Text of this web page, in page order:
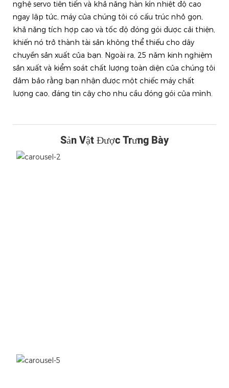
nghệ servo tiên tiến và khả năng hàn kín nhiệt độ cao
ngay lập tức, máy của chúng tôi có cấu trúc nhỏ gọn,
khả năng tích hợp cao và tốc độ đóng gói được cải thiện,
khiến nó trở thành tài sản không thể thiếu cho dây
chuyền sản xuất của bạn. Ngoài ra, 25 năm kinh nghiệm
sản xuất và kiểm soát chất lượng toàn diện của chúng tôi
đảm bảo rằng bạn nhận được một chiếc máy chất
lượng cao, đáng tin cậy cho nhu cầu đóng gói của mình.
Sản Vật Được Trưng Bày